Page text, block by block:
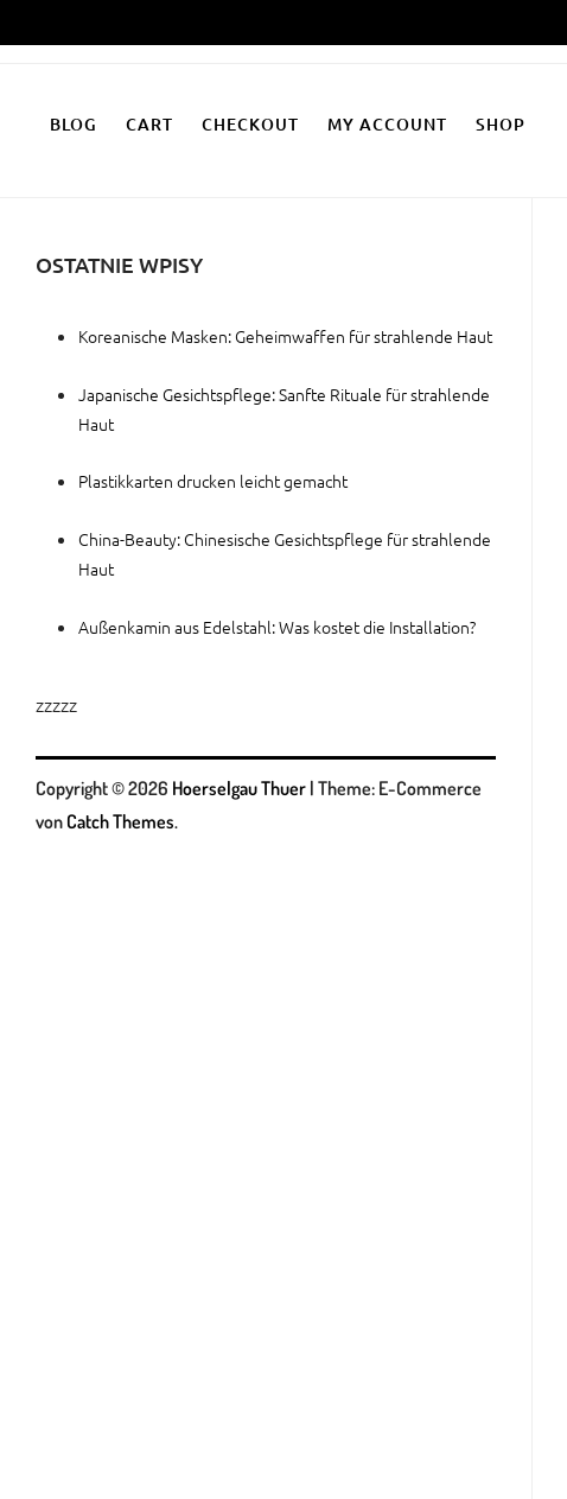
Inhalt
BLOG CART CHECKOUT MY ACCOUNT SHOP
OSTATNIE WPISY
Koreanische Masken: Geheimwaffen für strahlende Haut
Japanische Gesichtspflege: Sanfte Rituale für strahlende
Haut
Plastikkarten drucken leicht gemacht
China-Beauty: Chinesische Gesichtspflege für strahlende
Haut
Außenkamin aus Edelstahl: Was kostet die Installation?
zzzzz
Copyright © 2026 Hoerselgau Thuer | Theme: E-Commerce
von Catch Themes.